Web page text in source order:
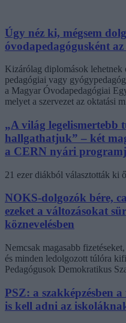
Úgy néz ki, mégsem
óvodapedagógusként
Kizárólag diplomások
pedagógiai vagy
a Magyar Óvodapedagógiai
melyet a szervezet az oktatási
„A világ legelismertebb
hallgathatjuk” – két
a CERN nyári
21 ezer diákból választották ki
NOKS-dolgozók bére,
ezeket a változásokat
köznevelésben
Nemcsak magasabb
és minden ledolgozott túlóra
Pedagógusok Demokratikus
PSZ: a szakképzésben
is kell adni az